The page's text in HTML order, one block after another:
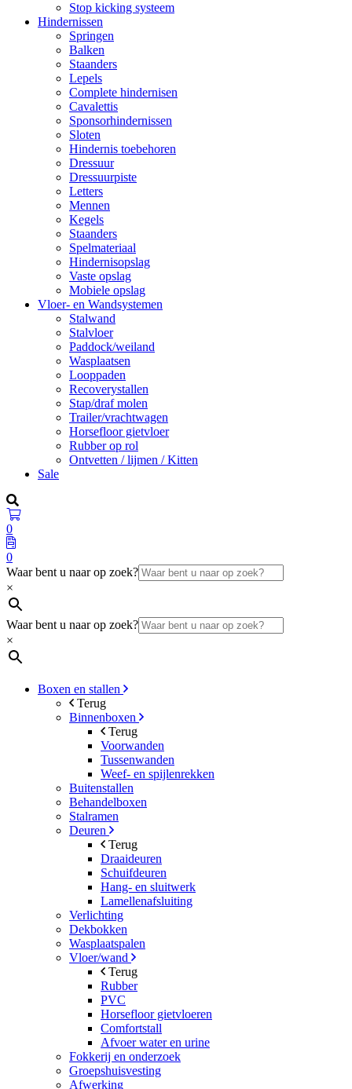
Stop kicking systeem
Hindernissen
Springen
Balken
Staanders
Lepels
Complete hindernisen
Cavalettis
Sponsorhindernissen
Sloten
Hindernis toebehoren
Dressuur
Dressuurpiste
Letters
Mennen
Kegels
Staanders
Spelmateriaal
Hindernisopslag
Vaste opslag
Mobiele opslag
Vloer- en Wandsystemen
Stalwand
Stalvloer
Paddock/weiland
Wasplaatsen
Looppaden
Recoverystallen
Stap/draf molen
Trailer/vrachtwagen
Horsefloor gietvloer
Rubber op rol
Ontvetten / lijmen / Kitten
Sale
0
0
Waar bent u naar op zoek?
×
Waar bent u naar op zoek?
×
Boxen en stallen
Terug
Binnenboxen
Terug
Voorwanden
Tussenwanden
Weef- en spijlenrekken
Buitenstallen
Behandelboxen
Stalramen
Deuren
Terug
Draaideuren
Schuifdeuren
Hang- en sluitwerk
Lamellenafsluiting
Verlichting
Dekbokken
Wasplaatspalen
Vloer/wand
Terug
Rubber
PVC
Horsefloor gietvloeren
Comfortstall
Afvoer water en urine
Fokkerij en onderzoek
Groepshuisvesting
Afwerking